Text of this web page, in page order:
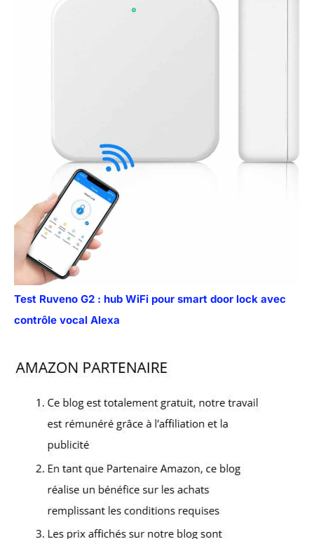
Test Ruveno G2 : hub WiFi pour smart door lock avec
contrôle vocal Alexa